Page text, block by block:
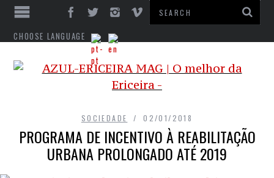
CHOOSE LANGUAGE
SOCIEDADE 02/01/2018
PROGRAMA DE INCENTIVO À REABILITAÇÃO
URBANA PROLONGADO ATÉ 2019